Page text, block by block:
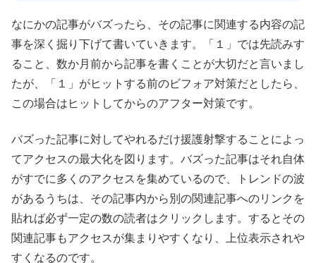
なにかの記事がバズったら、その記事に関連する内容の記
事を深く掘り下げて書いていきます。「１」では先読みす
ること、数か月前から記事を書くことが大切だと言いまし
たが、「１」がヒットする前のビフォア対策だとしたら、
この場合はヒットしてからのアフター対策です。
バズった記事に対してやれるだけ援護射撃することによっ
てアクセスの最大化を図ります。バズった記事はそれ自体
がすでに多くのアクセスを集めているので、トレンドの波
があるうちは、その記事内から別の関連記事へのリンクを
貼れば必ず一定の数の読者はクリックします。するとその
関連記事もアクセスが集まりやすくなり、上位表示されや
すくなるのです。